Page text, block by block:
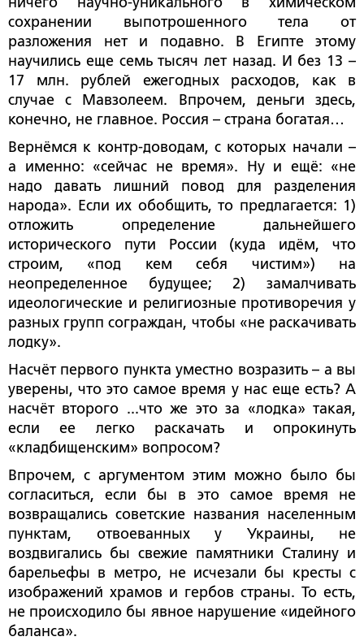
сохранении выпотрошенного тела от
разложения нет и подавно. В Египте этому
научились еще семь тысяч лет назад. И без 13 –
17 млн. рублей ежегодных расходов, как в
случае с Мавзолеем. Впрочем, деньги здесь,
конечно, не главное. Россия – страна богатая…
Вернёмся к контр-доводам, с которых начали –
а именно: «сейчас не время». Ну и ещё: «не
надо давать лишний повод для разделения
народа». Если их обобщить, то предлагается: 1)
отложить определение дальнейшего
исторического пути России (куда идём, что
строим, «под кем себя чистим») на
неопределенное будущее; 2) замалчивать
идеологические и религиозные противоречия у
разных групп сограждан, чтобы «не раскачивать
лодку».
Насчёт первого пункта уместно возразить – а вы
уверены, что это самое время у нас еще есть? А
насчёт второго ...что же это за «лодка» такая,
если ее легко раскачать и опрокинуть
«кладбищенским» вопросом?
Впрочем, с аргументом этим можно было бы
согласиться, если бы в это самое время не
возвращались советские названия населенным
пунктам, отвоеванных у Украины, не
воздвигались бы свежие памятники Сталину и
барельефы в метро, не исчезали бы кресты с
изображений храмов и гербов страны. То есть,
не происходило бы явное нарушение «идейного
баланса».